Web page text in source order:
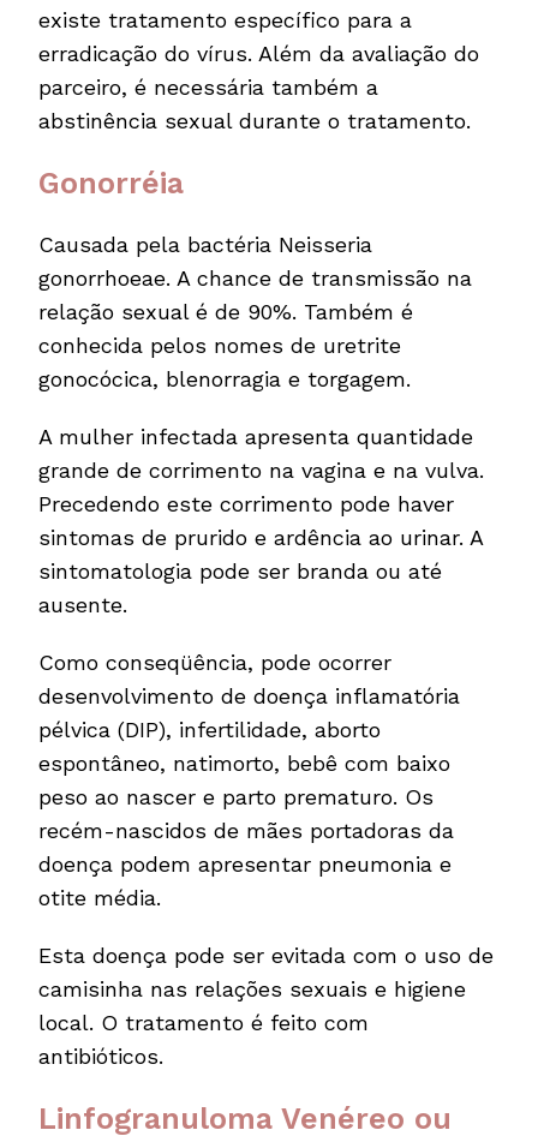
existe tratamento específico para a
erradicação do vírus. Além da avaliação do
parceiro, é necessária também a
abstinência sexual durante o tratamento.
Gonorréia
Causada pela bactéria Neisseria
gonorrhoeae. A chance de transmissão na
relação sexual é de 90%. Também é
conhecida pelos nomes de uretrite
gonocócica, blenorragia e torgagem.
A mulher infectada apresenta quantidade
grande de corrimento na vagina e na vulva.
Precedendo este corrimento pode haver
sintomas de prurido e ardência ao urinar. A
sintomatologia pode ser branda ou até
ausente.
Como conseqüência, pode ocorrer
desenvolvimento de doença inflamatória
pélvica (DIP), infertilidade, aborto
espontâneo, natimorto, bebê com baixo
peso ao nascer e parto prematuro. Os
recém-nascidos de mães portadoras da
doença podem apresentar pneumonia e
otite média.
Esta doença pode ser evitada com o uso de
camisinha nas relações sexuais e higiene
local. O tratamento é feito com
antibióticos.
Linfogranuloma Venéreo ou